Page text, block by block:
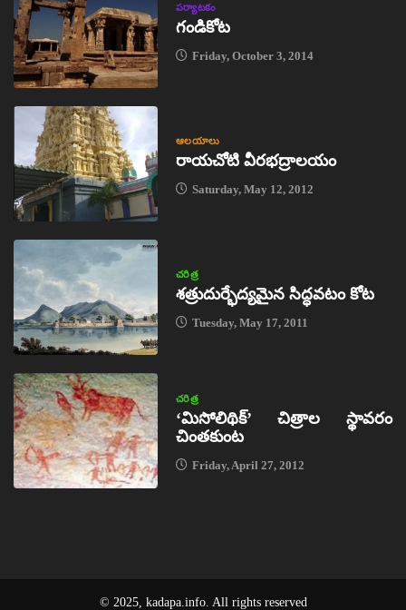
పర్యాటకం
గండికోట
Friday, October 3, 2014
ఆలయాలు
రాయచోటి వీరభద్రాలయం
Saturday, May 12, 2012
చరిత్ర
శత్రుదుర్భేద్యమైన సిద్ధవటం కోట
Tuesday, May 17, 2011
చరిత్ర
‘మిసోలిథిక్‌’ చిత్రాల స్థావరం
చింతకుంట
Friday, April 27, 2012
© 2025, kadapa.info. All rights reserved